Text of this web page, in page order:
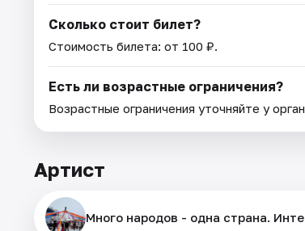
Сколько стоит билет?
Стоимость билета: от 100 ₽.
Есть ли возрастные ограничения?
Возрастные ограничения уточняйте у
Артист
Много народов - одна страна.